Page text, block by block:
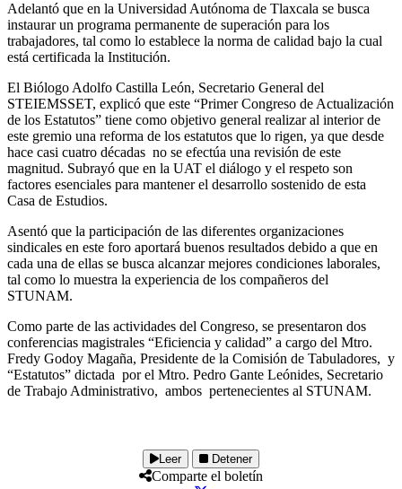
Adelantó que en la Universidad Autónoma de Tlaxcala se busca
instaurar un programa permanente de superación para los
trabajadores, tal como lo establece la norma de calidad bajo la cual
está certificada la Institución.
El Biólogo Adolfo Castilla León, Secretario General del
STEIEMSSET, explicó que este “Primer Congreso de Actualización
de los Estatutos” tiene como objetivo general realizar al interior de
este gremio una reforma de los estatutos que lo rigen, ya que desde
hace casi cuatro décadas no se efectúa una revisión de este
magnitud. Subrayó que en la UAT el diálogo y el respeto son
factores esenciales para mantener el desarrollo sostenido de esta
Casa de Estudios.
Asentó que la participación de las diferentes organizaciones
sindicales en este foro aportará buenos resultados debido a que en
cada una de ellas se busca alcanzar mejores condiciones laborales,
tal como lo muestra la experiencia de los compañeros del
STUNAM.
Como parte de las actividades del Congreso, se presentaron dos
conferencias magistrales “Eficiencia y calidad” a cargo del Mtro.
Fredy Godoy Magaña, Presidente de la Comisión de Tabuladores, y
“Estatutos” dictada por el Mtro. Pedro Gante Leónides, Secretario
de Trabajo Administrativo, ambos pertenecientes al STUNAM.
Leer Detener
Comparte el boletín